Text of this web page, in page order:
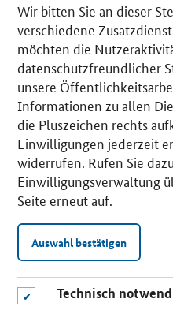
Wir bitten Sie an dieser
verschiedene
möchten die
datenschutzfreundlicher
unsere
Informationen zu allen
die Pluszeichen rechts
Einwilligungen jederzeit
widerrufen. Rufen Sie
Einwilligungsverwaltung
Seite erneut auf.
Auswahl bestätigen
Technisch